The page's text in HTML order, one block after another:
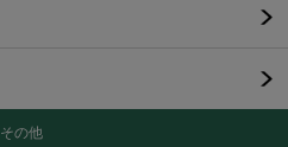
その他